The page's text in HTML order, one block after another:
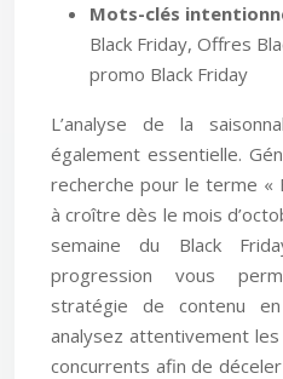
Mots-clés
Black Friday, Offres
promo Black Friday
L’analyse de la
également essentielle.
recherche pour le terme «
à croître dès le mois
semaine du Black
progression vous
stratégie de contenu
analysez attentivement
concurrents afin de